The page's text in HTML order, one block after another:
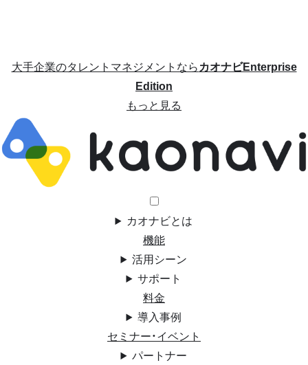
大手企業のタレントマネジメントならカオナビEnterprise
Edition
もっと見る
カオナビとは
機能
活用シーン
サポート
料金
導入事例
セミナー・イベント
パートナー